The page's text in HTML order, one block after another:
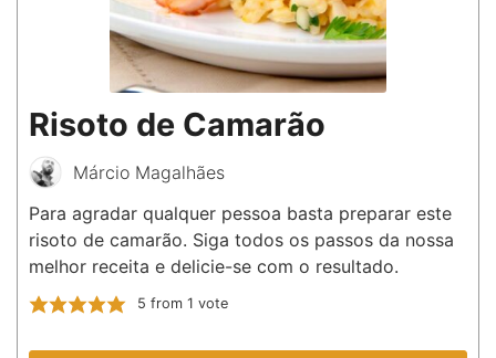
Risoto de Camarão
Márcio Magalhães
Para agradar qualquer pessoa basta preparar este
risoto de camarão. Siga todos os passos da nossa
melhor receita e delicie-se com o resultado.
5 from 1 vote